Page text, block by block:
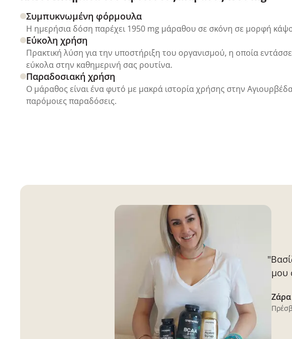
Συμπυκνωμένη φόρμουλα
Η ημερήσια δόση παρέχει 1950 mg μάραθου σε σκόνη σε μορφή
Εύκολη χρήση
Πρακτική λύση για την υποστήριξη του οργανισμού, η οποία
εύκολα στην καθημερινή σας ρουτίνα.
Παραδοσιακή χρήση
Ο μάραθος είναι ένα φυτό με μακρά ιστορία χρήσης στην
παρόμοιες παραδόσεις.
μου
Ζάρα